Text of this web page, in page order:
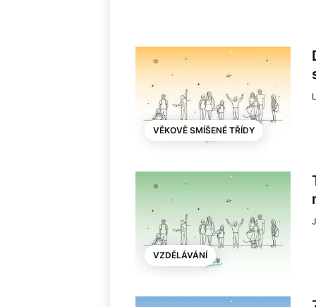
VĚKOVĚ SMÍŠENÉ TŘÍDY
VZDĚLÁVÁNÍ